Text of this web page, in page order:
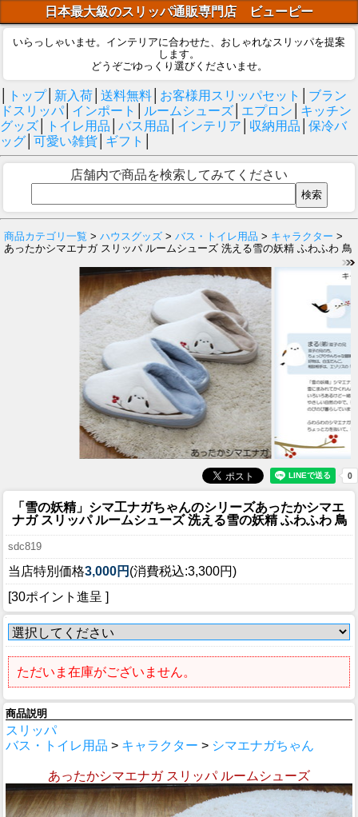
日本最大級のスリッパ通販専門店 ビューピー
いらっしゃいませ。インテリアに合わせた、おしゃれなスリッパを提案
します。
どうぞごゆっくり選びくださいませ。
トップ│ 新入荷 送料無料 お客様用スリッパセット
ブラン
ドスリッパ│ インポート ルームシューズ エプロン
キッチン
グッズ
トイレ用品 バス用品 インテリア 収納用品
保冷バ
ッグ 可愛い雑貨 ギフト
店舗内で商品を検索してみてください
商品カテゴリ一覧 > ハウスグッズ > バス・トイレ用品 > キャラクター >
あったかシマエナガ スリッパ ルームシューズ 洗える雪の妖精 ふわふわ 鳥
「雪の妖精」シマ工ナガちゃんのシリーズあったかシマエ
ナガ スリッパ ルームシューズ 洗える雪の妖精 ふわふわ 鳥
sdc819
当店特別価格3,000円 (消費税込:3,300円)
[30ポイント進呈 ]
ただいま在庫がございません。
商品説明
スリッパ
バス・トイレ用品 > キャラクター > シマエナガちゃん
あったかシマエナガ スリッパ ルームシューズ